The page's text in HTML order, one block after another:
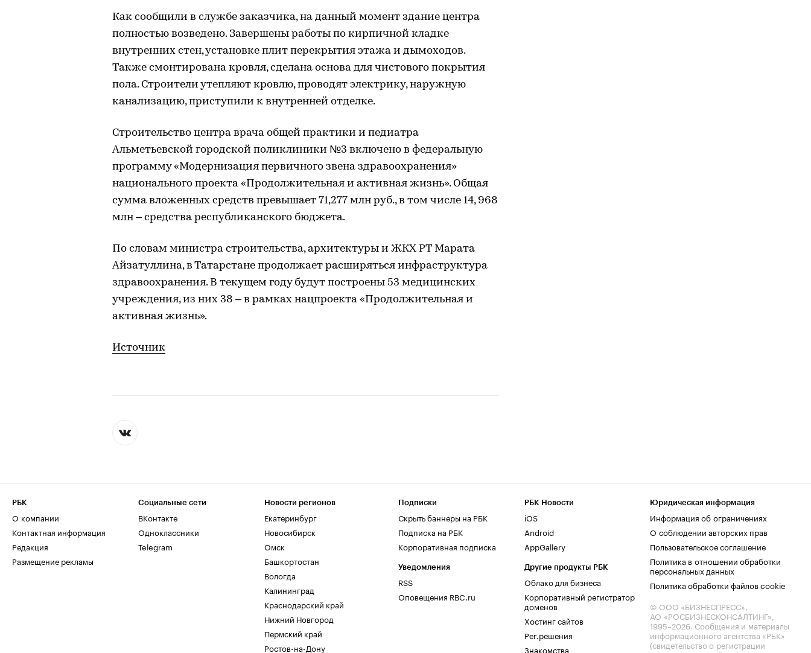
Как сообщили в службе заказчика, на данный момент здание центра
полностью возведено. Завершены работы по кирпичной кладке
внутренних стен, установке плит перекрытия этажа и дымоходов.
Также смонтирована кровля, сделана основа для чистового покрытия
пола. Строители утепляют кровлю, проводят электрику, наружную
канализацию, приступили к внутренней отделке.
Строительство центра врача общей практики и педиатра
Альметьевской городской поликлиники №3 включено в федеральную
программу «Модернизация первичного звена здравоохранения»
национального проекта «Продолжительная и активная жизнь». Общая
сумма вложенных средств превышает 71,277 млн руб., в том числе 14, 968
млн – средства республиканского бюджета.
По словам министра строительства, архитектуры и ЖКХ РТ Марата
Айзатуллина, в Татарстане продолжает расширяться инфраструктура
здравоохранения. В текущем году будут построены 53 медицинских
учреждения, из них 38 – в рамках нацпроекта «Продолжительная и
активная жизнь».
Источник
РБК
О компании
Контактная информация
Редакция
Размещение рекламы
Социальные сети
ВКонтакте
Одноклассники
Telegram
Новости регионов
Екатеринбург
Новосибирск
Омск
Башкортостан
Вологда
Калининград
Краснодарский край
Нижний Новгород
Пермский край
Ростов-на-Дону
Подписки
Скрыть баннеры на РБК
Подписка на РБК
Корпоративная подписка
Уведомления
RSS
Оповещения RBC.ru
РБК Новости
iOS
Android
AppGallery
Другие продукты РБК
Облако для бизнеса
Корпоративный регистратор
доменов
Хостинг сайтов
Рег.решения
Знакомства
Юридическая информация
Информация об ограничениях
О соблюдении авторских прав
Пользовательское соглашение
Политика в отношении обработки
персональных данных
Политика обработки файлов cookie
© ООО «БИЗНЕСПРЕСС»,
АО «РОСБИЗНЕСКОНСАЛТИНГ»,
1995–2026. Сообщения и материалы
информационного агентства «РБК»
(свидетельство о регистрации